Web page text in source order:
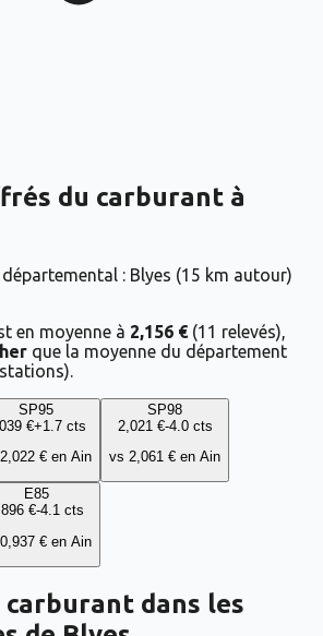
du carburant à
: Blyes (15 km autour)
en moyenne à 2,156 € (11 relevés),
que la moyenne du département
stations).
SP95
€+1.7cts
2,022 € en Ain
SP98
2,021 €-4.0cts
vs 2,061 € en Ain
E85
€-4.1cts
0,937 € en Ain
dans les